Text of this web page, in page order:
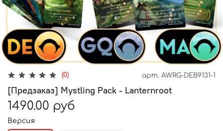
(0) арт. AWRG-DEB9131-1
[Предзаказ] Mystling Pack - Lanternroot
1490.00 руб
Версия